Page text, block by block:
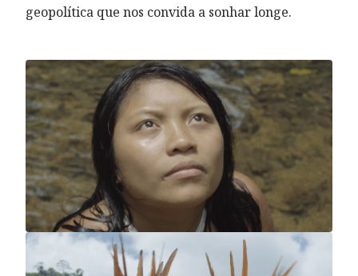
geopolítica que nos convida a sonhar longe.